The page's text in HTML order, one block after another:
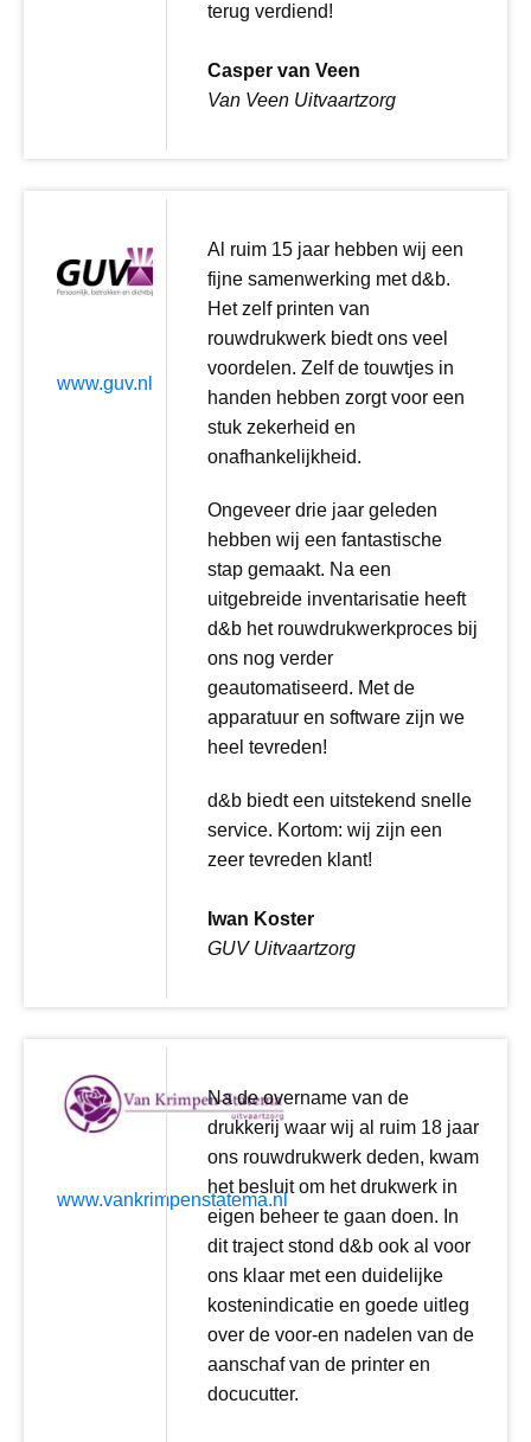
terug verdiend!
Casper van Veen
Van Veen Uitvaartzorg
www.guv.nl
Al ruim 15 jaar hebben wij een
fijne samenwerking met d&b.
Het zelf printen van
rouwdrukwerk biedt ons veel
voordelen. Zelf de touwtjes in
handen hebben zorgt voor een
stuk zekerheid en
onafhankelijkheid.
Ongeveer drie jaar geleden
hebben wij een fantastische
stap gemaakt. Na een
uitgebreide inventarisatie heeft
d&b het rouwdrukwerkproces bij
ons nog verder
geautomatiseerd. Met de
apparatuur en software zijn we
heel tevreden!
d&b biedt een uitstekend snelle
service. Kortom: wij zijn een
zeer tevreden klant!
Iwan Koster
GUV Uitvaartzorg
www.vankrimpenstatema.nl
Na de overname van de
drukkerij waar wij al ruim 18 jaar
ons rouwdrukwerk deden, kwam
het besluit om het drukwerk in
eigen beheer te gaan doen. In
dit traject stond d&b ook al voor
ons klaar met een duidelijke
kostenindicatie en goede uitleg
over de voor-en nadelen van de
aanschaf van de printer en
docucutter.